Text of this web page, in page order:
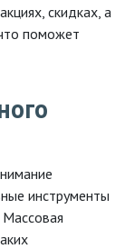
скидках, а
поможет
инструменты